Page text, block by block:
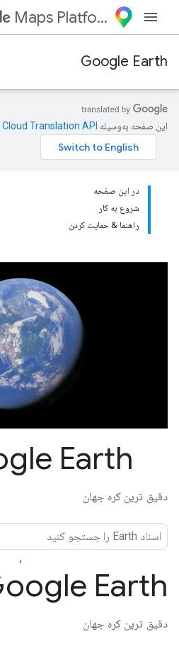
Maps Platform
Google Earth
این صفحه به‌وسیله
در این صفحه
شروع به کار
راهنما & حمایت کردن
Earth
دقیق ترین کره جهان
،
Earth
دقیق ترین کره جهان